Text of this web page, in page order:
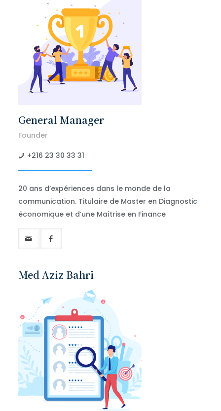
General Manager
Founder
+216 23 30 33 31
20 ans d’expériences dans le monde de la
communication. Titulaire de Master en Diagnostic
économique et d’une Maîtrise en Finance
Med Aziz Bahri